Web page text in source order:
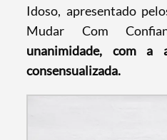
Idoso, apresentado
Mudar Com
unanimidade, com a
consensualizada.